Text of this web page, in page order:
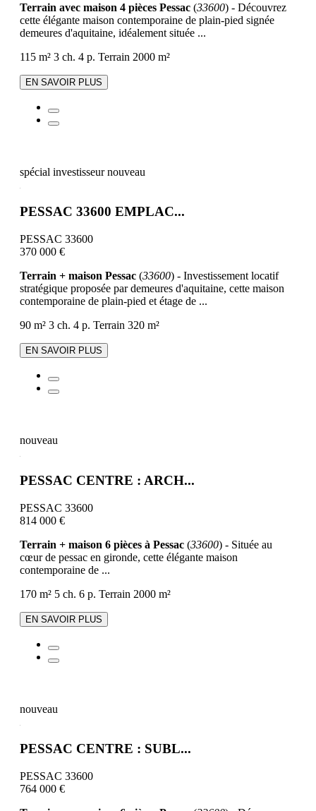
Terrain avec maison 4 pièces Pessac (33600) - Découvrez
cette élégante maison contemporaine de plain-pied signée
demeures d'aquitaine, idéalement située ...
115 m² 3 ch. 4 p. Terrain 2000 m²
EN SAVOIR PLUS
spécial investisseur nouveau
PESSAC 33600 EMPLAC...
PESSAC 33600
370 000 €
Terrain + maison Pessac (33600) - Investissement locatif
stratégique proposée par demeures d'aquitaine, cette maison
contemporaine de plain-pied et étage de ...
90 m² 3 ch. 4 p. Terrain 320 m²
EN SAVOIR PLUS
nouveau
PESSAC CENTRE : ARCH...
PESSAC 33600
814 000 €
Terrain + maison 6 pièces à Pessac (33600) - Située au
cœur de pessac en gironde, cette élégante maison
contemporaine de ...
170 m² 5 ch. 6 p. Terrain 2000 m²
EN SAVOIR PLUS
nouveau
PESSAC CENTRE : SUBL...
PESSAC 33600
764 000 €